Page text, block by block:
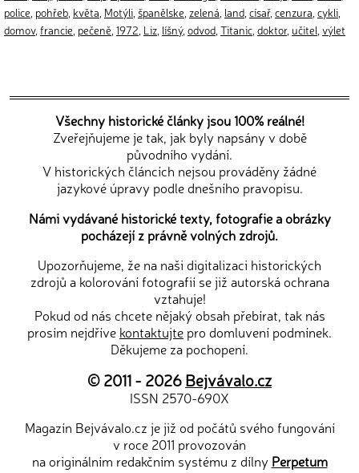
police pohřeb květa Motýli španělske zelená land císař, cenzura cykli
domov, francie pečeně 1972 Liz líšný, odvod Titanic doktor, učitel výlet
Všechny historické články jsou 100% reálné!
Zveřejňujeme je tak, jak byly napsány v době
původního vydání.
V historických článcích nejsou prováděny žádné
jazykové úpravy podle dnešního pravopisu.
Námi vydávané historické texty, fotografie a obrázky
pocházejí z právně volných zdrojů.
Upozorňujeme, že na naši digitalizaci historických
zdrojů a kolorování fotografií se již autorská ochrana
vztahuje!
Pokud od nás chcete nějaký obsah přebírat, tak nás
prosím nejdříve kontaktujte pro domluvení podmínek.
Děkujeme za pochopení.
© 2011 - 2026Bejvávalo.cz
ISSN 2570-690X
Magazín Bejvávalo.cz je již od počátů svého fungování
v roce 2011 provozován
na originálním redakčním systému z dílny Perpetum